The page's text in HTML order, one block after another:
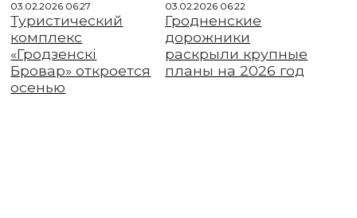
03.02.2026 06:27
Туристический
комплекс
«Гродзенскі
Бровар» откроется
осенью
03.02.2026 06:22
Гродненские
дорожники
раскрыли крупные
планы на 2026 год